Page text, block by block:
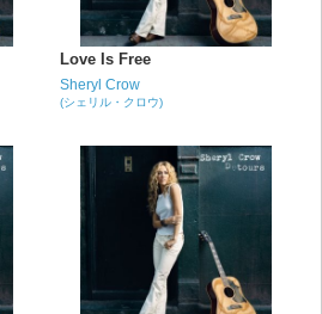
Love Is Free
Sheryl Crow
(シェリル・クロウ)